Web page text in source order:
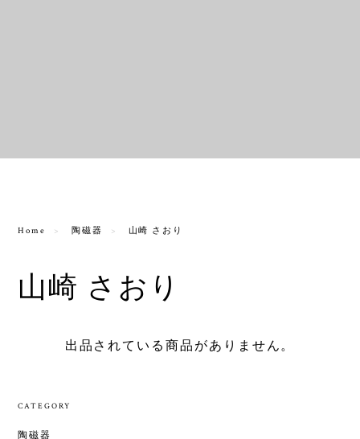
Home 陶磁器 山崎 さおり
山崎 さおり
出品されている商品がありません。
CATEGORY
陶磁器